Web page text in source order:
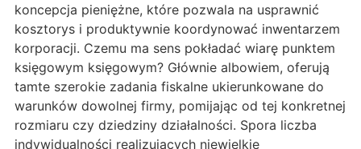
koncepcja pieniężne, które pozwala na usprawnić
kosztorys i produktywnie koordynować inwentarzem
korporacji. Czemu ma sens pokładać wiarę punktem
księgowym księgowym? Głównie albowiem, oferują
tamte szerokie zadania fiskalne ukierunkowane do
warunków dowolnej firmy, pomijając od tej konkretnej
rozmiaru czy dziedziny działalności. Spora liczba
indywidualności realizujących niewielkie